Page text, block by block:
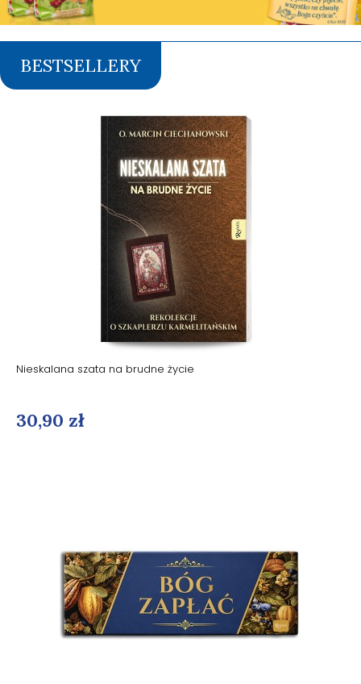
BESTSELLERY
Nieskalana szata na brudne życie
30,90 zł